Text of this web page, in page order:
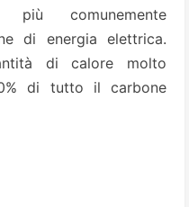
comunemente
di energia elettrica.
di calore molto
di tutto il carbone